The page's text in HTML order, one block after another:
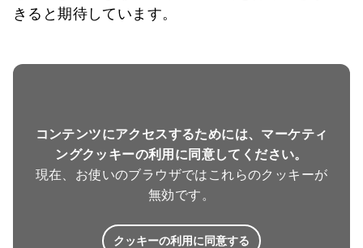
きると期待しています。
コンテンツにアクセスするためには、マーケティ
ングクッキーの利用に同意してください。
現在、お使いのブラウザではこれらのクッキーが
無効です。
クッキーの利用に同意する